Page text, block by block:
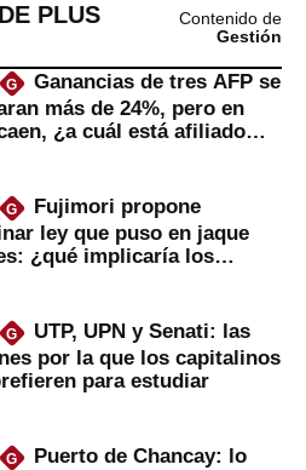
PLUS
Contenido de
Gestión
G
Ganancias de tres AFP se
más de 24%, pero en
¿a cuál está afiliado
G
Fujimori propone
ley que puso en jaque
¿qué implicaría los
G
UTP, UPN y Senati: las
por la que los capitalinos
para estudiar
G
Puerto de Chancay: lo